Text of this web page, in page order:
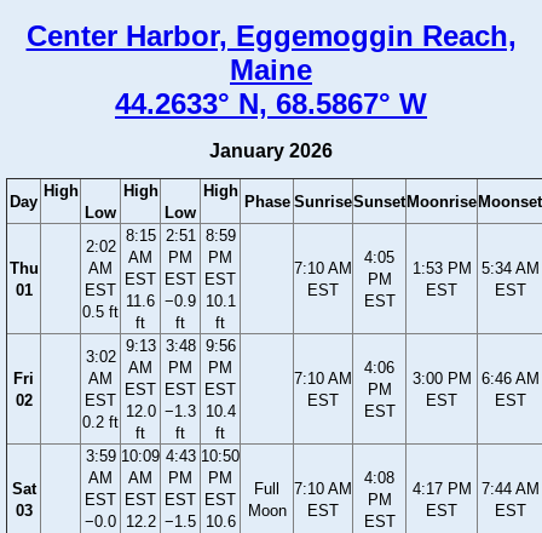
Center Harbor, Eggemoggin Reach,
Maine
44.2633° N, 68.5867° W
January 2026
Day
High
Low
High
Low
High
Phase SunriseSunset Moonrise Moonset
Thu
01
2:02
AM
EST
0.5 ft
8:15
AM
EST
11.6
ft
2:51
PM
EST
−0.9
ft
8:59
PM
EST
10.1
ft
7:10 AM
EST
4:05
PM
EST
1:53 PM
EST
5:34 AM
EST
Fri
02
3:02
AM
EST
0.2 ft
9:13
AM
EST
12.0
ft
3:48
PM
EST
−1.3
ft
9:56
PM
EST
10.4
ft
7:10 AM
EST
4:06
PM
EST
3:00 PM
EST
6:46 AM
EST
Sat
03
3:59
AM
EST
−0.0
10:09
AM
EST
12.2
4:43
PM
EST
−1.5
10:50
PM
EST
10.6
Full
Moon
7:10 AM
EST
4:08
PM
EST
4:17 PM
EST
7:44 AM
EST